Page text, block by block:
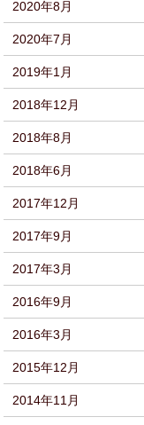
2020年8月
2020年7月
2019年1月
2018年12月
2018年8月
2018年6月
2017年12月
2017年9月
2017年3月
2016年9月
2016年3月
2015年12月
2014年11月